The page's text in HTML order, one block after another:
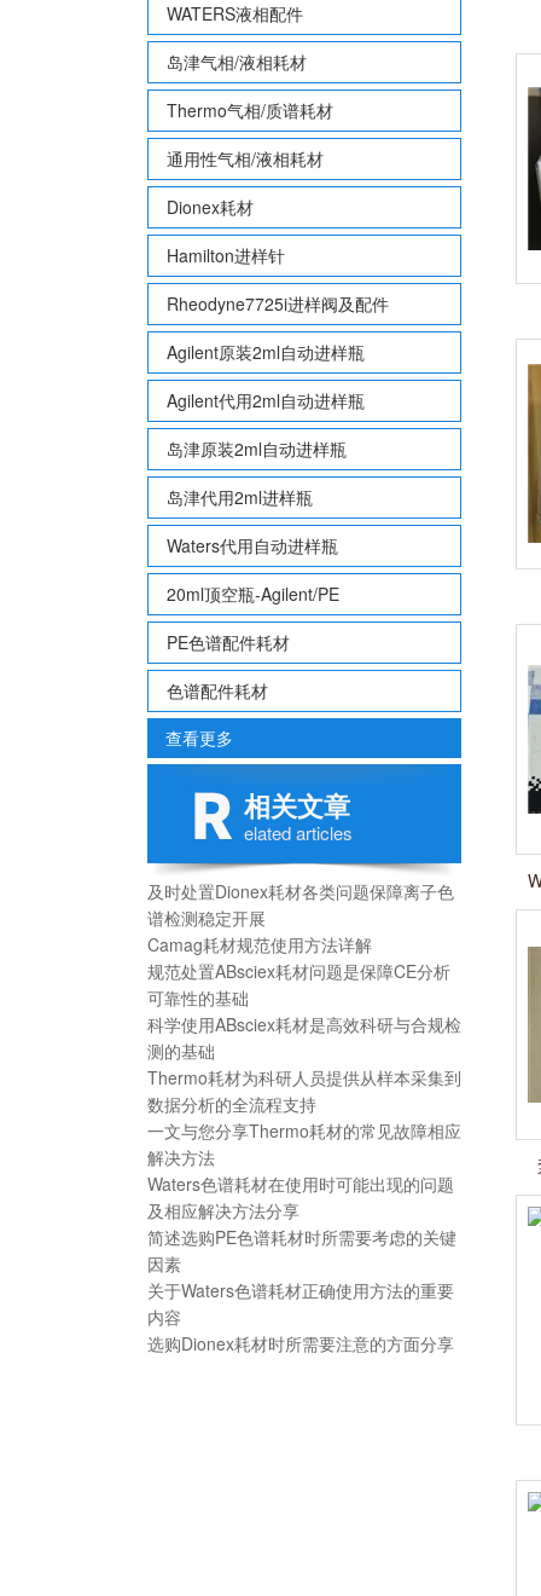
WATERS液相配件
岛津气相/液相耗材
Thermo气相/质谱耗材
通用性气相/液相耗材
Dionex耗材
Hamilton进样针
Rheodyne7725i进样阀及配件
Agilent原装2ml自动进样瓶
Agilent代用2ml自动进样瓶
岛津原装2ml自动进样瓶
岛津代用2ml进样瓶
Waters代用自动进样瓶
20ml顶空瓶-Agilent/PE
PE色谱配件耗材
色谱配件耗材
查看更多
相关文章
elated articles
及时处置Dionex耗材各类问题保障离子色
谱检测稳定开展
Camag耗材规范使用方法详解
规范处置ABsciex耗材问题是保障CE分析
可靠性的基础
科学使用ABsciex耗材是高效科研与合规检
测的基础
Thermo耗材为科研人员提供从样本采集到
数据分析的全流程支持
一文与您分享Thermo耗材的常见故障相应
解决方法
Waters色谱耗材在使用时可能出现的问题
及相应解决方法分享
简述选购PE色谱耗材时所需要考虑的关键
因素
关于Waters色谱耗材正确使用方法的重要
内容
选购Dionex耗材时所需要注意的方面分享